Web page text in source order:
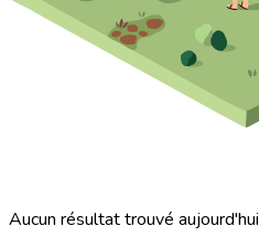
Aucun résultat trouvé aujourd'hui